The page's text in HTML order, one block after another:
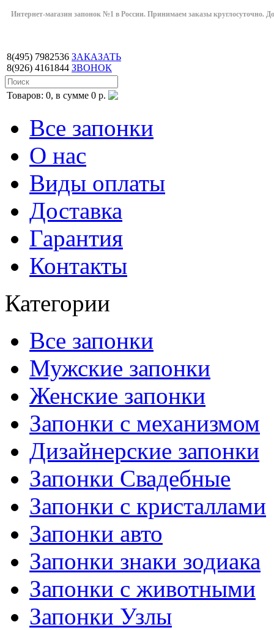
Интернет-магазин запонок №1 в России. Принимаем заказы круглосуточно.
8(495) 7982536
8(926) 4161844
ЗАКАЗАТЬ
ЗВОНОК
Товаров: 0, в сумме 0 р.
Все запонки
О нас
Виды оплаты
Доставка
Гарантия
Контакты
Категории
Все запонки
Мужские запонки
Женские запонки
Запонки с механизмом
Дизайнерские запонки
Запонки Свадебные
Запонки с кристаллами
Запонки авто
Запонки знаки зодиака
Запонки с животными
Запонки Узлы